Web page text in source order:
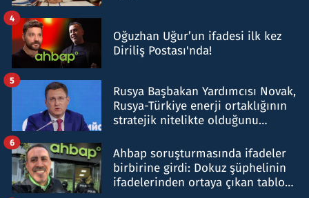
Oğuzhan Uğur’un ifadesi ilk kez
Diriliş Postası'nda!
4
Rusya Başbakan Yardımcısı Novak,
Rusya-Türkiye enerji ortaklığının
stratejik nitelikte olduğunu
5
Ahbap soruşturmasında ifadeler
birbirine girdi: Dokuz şüphelinin
ifadelerinden ortaya çıkan tablo
6